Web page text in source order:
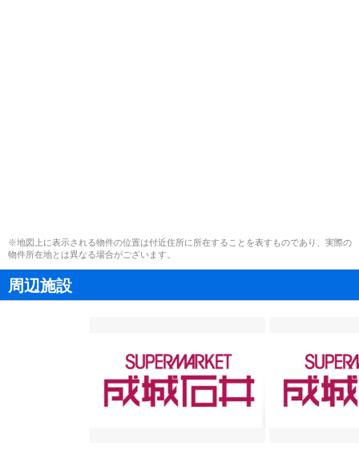
※地図上に表示される物件の位置は付近住所に所在することを表すものであり、実際の
物件所在地とは異なる場合がございます。
周辺施設